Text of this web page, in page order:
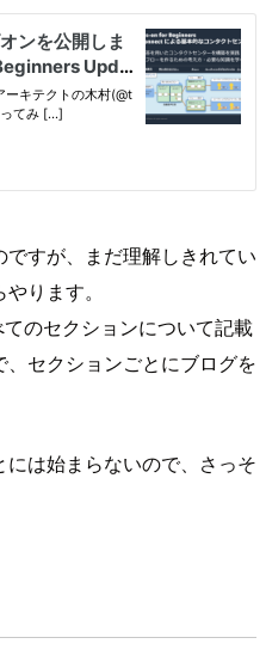
すが、まだ理解しきれてい
ります。
のセクションについて記載
セクションごとにブログを
は始まらないので、さっそ